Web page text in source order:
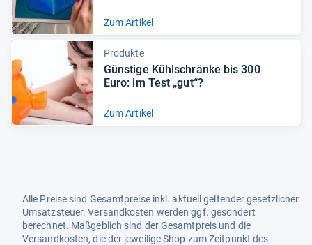
Zum Artikel
Produkte
Güns­tige Kühl­schränke bis 300
Euro: im Test „gut“?
Zum Artikel
Alle Preise sind Gesamtpreise inkl. aktuell geltender gesetzlicher
Umsatzsteuer. Versandkosten werden ggf. gesondert
berechnet. Maßgeblich sind der Gesamtpreis und die
Versandkosten, die der jeweilige Shop zum Zeitpunkt des